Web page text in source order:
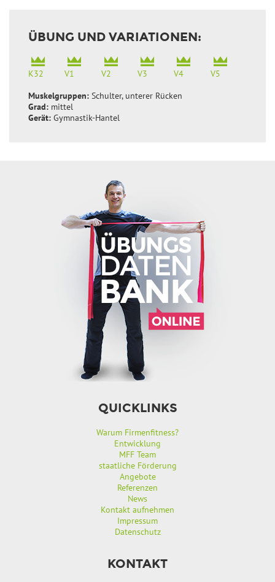
ÜBUNG UND VARIATIONEN:
K32 V1 V2 V3 V4
V5
Muskelgruppen: Schulter, unterer Rücken
Grad: mittel
Gerät: Gymnastik-Hantel
QUICKLINKS
Warum Firmenfitness?
Entwicklung
MFF Team
staatliche Förderung
Angebote
Referenzen
News
Kontakt aufnehmen
Impressum
Datenschutz
KONTAKT